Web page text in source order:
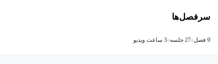
سرفصل‌ها
9 فصل 27 جلسه 3 ساعت ویدیو